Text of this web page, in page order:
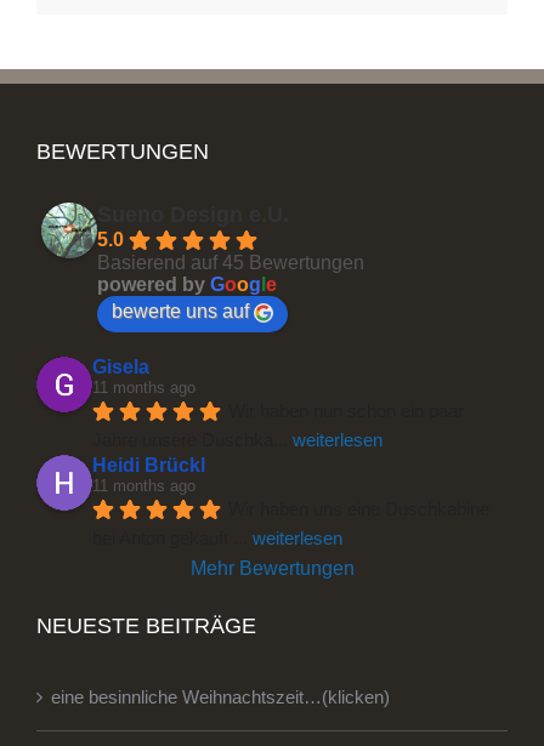
BEWERTUNGEN
5.0
Basierend auf 45 Bewertungen
powered by Goog e
bewerte uns auf
Gisela
11 months ago
weiterlesen
Heidi Brückl
11 months ago
weiterlesen
Mehr Bewertungen
NEUESTE BEITRÄGE
eine besinnliche Weihnachtszeit…(klicken)